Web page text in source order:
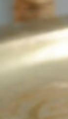
SPECIAL
NEW
SERIES
CULTURE